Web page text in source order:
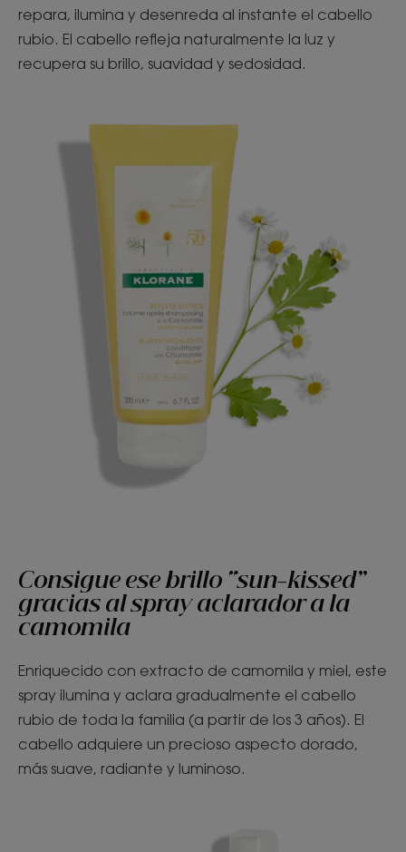
repara, ilumina y desenreda al instante el cabello
rubio. El cabello refleja naturalmente la luz y
recupera su brillo, suavidad y sedosidad.
Consigue ese brillo “sun-kissed”
gracias al spray aclarador a la
camomila
Enriquecido con extracto de camomila y miel, este
spray ilumina y aclara gradualmente el cabello
rubio de toda la familia (a partir de los 3 años). El
cabello adquiere un precioso aspecto dorado,
más suave, radiante y luminoso.